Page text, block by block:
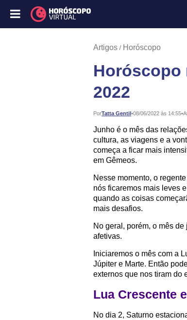
Artigos Horóscopo
Horóscopo
2022
PorTatta Gentil•
Publicado: 08/06/2022 às 14:55•
Junho é o mês das
cultura, as viagens e a
começa a ficar mais
em Gêmeos.
Nesse momento, o
nós ficaremos mais leves
quando as coisas
mais desafios.
No geral, porém, o mês
afetivas.
Iniciaremos o mês com a
Júpiter e Marte. Então
externos que nos tiram do
Lua Crescente
No dia 2, Saturno